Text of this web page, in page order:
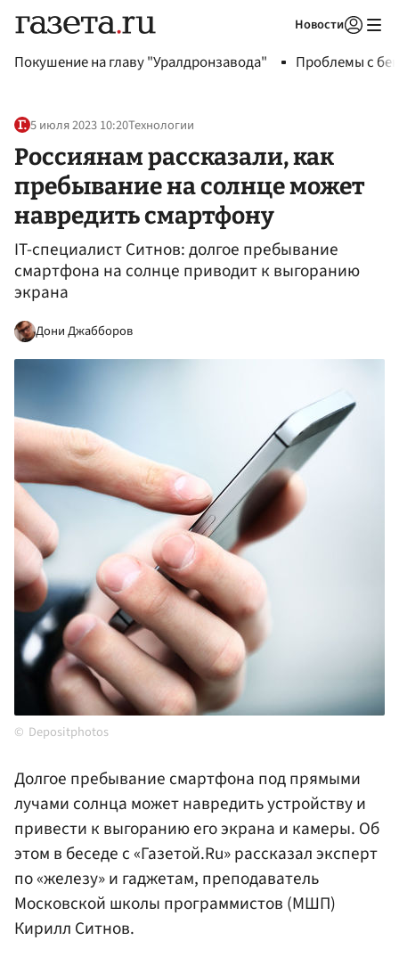
Новости
Покушение на главу "Уралдронзавода" Проблемы с
5 июля 2023 10:20Технологии
Россиянам рассказали, как
пребывание на солнце может
навредить смартфону
IT-специалист Ситнов: долгое пребывание
смартфона на солнце приводит к выгоранию
экрана
Дони Джабборов
Depositphotos
Долгое пребывание смартфона под прямыми
лучами солнца может навредить устройству и
привести к выгоранию его экрана и камеры. Об
этом в беседе с «Газетой.Ru» рассказал эксперт
по «железу» и гаджетам, преподаватель
Московской школы программистов (МШП)
Кирилл Ситнов.